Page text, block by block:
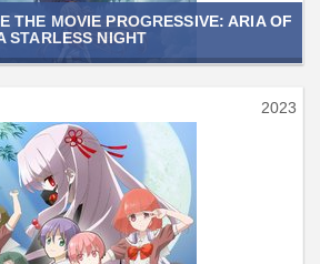
THE MOVIE PROGRESSIVE: ARIA OF
STARLESS NIGHT
2023